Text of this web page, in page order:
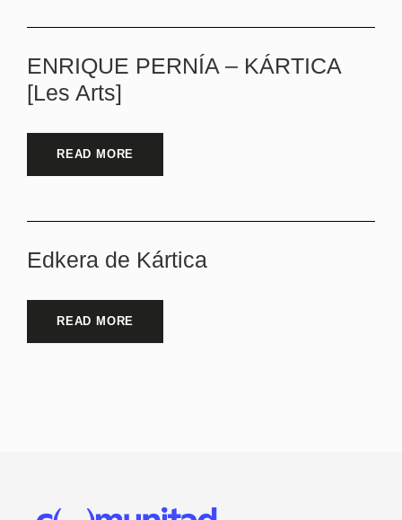
ENRIQUE PERNÍA – KÁRTICA
[Les Arts]
READ MORE
Edkera de Kártica
READ MORE